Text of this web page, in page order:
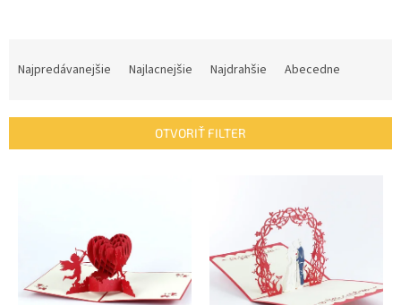
i
Najpredávanejšie Najlacnejšie Najdrahšie Abecedne
OTVORIŤ FILTER